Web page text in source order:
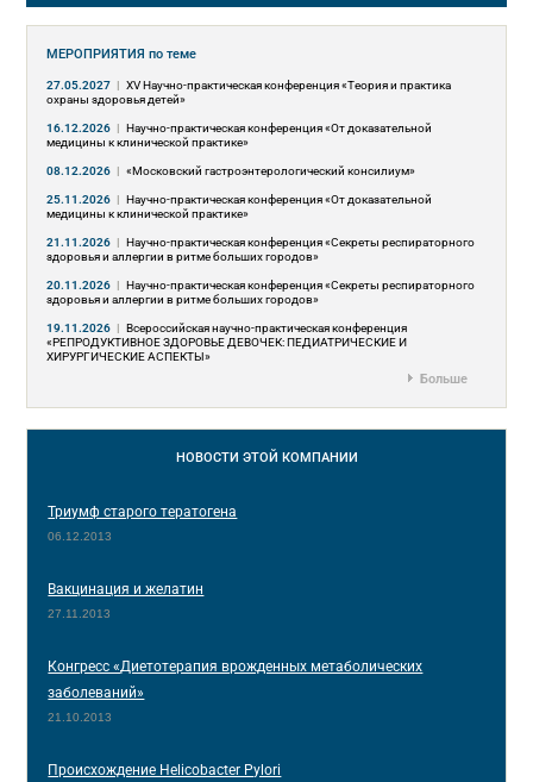
МЕРОПРИЯТИЯпо теме
27.05.2027 | XV Научно-практическая конференция «Теория и практика
охраны здоровья детей»
16.12.2026 | Научно-практическая конференция «От доказательной
медицины к клинической практике»
08.12.2026 | «Московский гастроэнтерологический консилиум»
25.11.2026 | Научно-практическая конференция «От доказательной
медицины к клинической практике»
21.11.2026 | Научно-практическая конференция «Секреты респираторного
здоровья и аллергии в ритме больших городов»
20.11.2026 | Научно-практическая конференция «Секреты респираторного
здоровья и аллергии в ритме больших городов»
19.11.2026 | Всероссийская научно-практическая конференция
«РЕПРОДУКТИВНОЕ ЗДОРОВЬЕ ДЕВОЧЕК: ПЕДИАТРИЧЕСКИЕ И
ХИРУРГИЧЕСКИЕ АСПЕКТЫ»
Больше
НОВОСТИ ЭТОЙ КОМПАНИИ
Триумф старого тератогена
06.12.2013
Вакцинация и желатин
27.11.2013
Конгресс «Диетотерапия врожденных метаболических
заболеваний»
21.10.2013
Происхождение Helicobacter Pylori